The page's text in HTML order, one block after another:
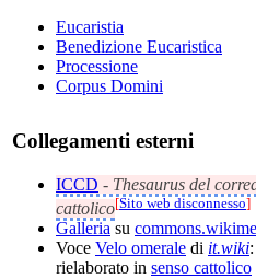
Eucaristia
Benedizione Eucaristica
Processione
Corpus Domini
Collegamenti esterni
ICCD - Thesaurus del
cattolico[Sito web disconnesso]
Galleria su
Voce Velo omerale di it.wiki
rielaborato in senso cattolico